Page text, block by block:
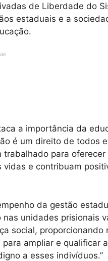
de Liberdade do
estaduais e a
a importância da
é um direito de todos
trabalhado para
e contribuam
da gestão
unidades prisionais
social, proporcionando
ampliar e qualificar
a esses indivíduos.”